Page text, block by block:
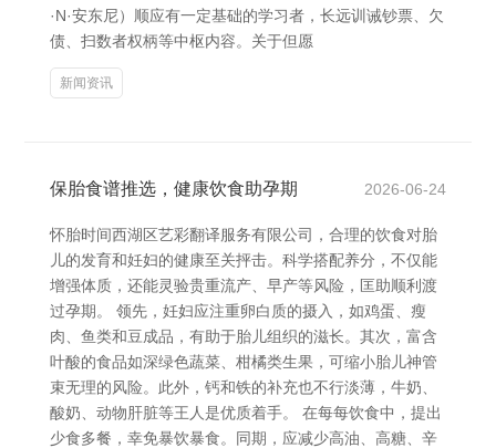
·N·安东尼）顺应有一定基础的学习者，长远训诫钞票、欠
债、扫数者权柄等中枢内容。关于但愿
新闻资讯
保胎食谱推选，健康饮食助孕期 2026-06-24
怀胎时间西湖区艺彩翻译服务有限公司，合理的饮食对胎
儿的发育和妊妇的健康至关抨击。科学搭配养分，不仅能
增强体质，还能灵验贵重流产、早产等风险，匡助顺利渡
过孕期。 领先，妊妇应注重卵白质的摄入，如鸡蛋、瘦
肉、鱼类和豆成品，有助于胎儿组织的滋长。其次，富含
叶酸的食品如深绿色蔬菜、柑橘类生果，可缩小胎儿神管
束无理的风险。此外，钙和铁的补充也不行淡薄，牛奶、
酸奶、动物肝脏等王人是优质着手。 在每每饮食中，提出
少食多餐，幸免暴饮暴食。同期，应减少高油、高糖、辛